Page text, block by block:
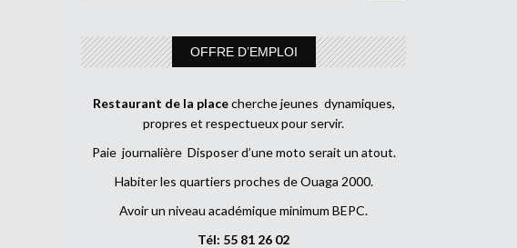
OFFRE D’EMPLOI
Restaurant de la placecherche jeunes dynamiques,
propres et respectueux pour servir.
Paie journalière Disposer d’une moto serait un atout.
Habiter les quartiers proches de Ouaga 2000.
Avoir un niveau académique minimum BEPC.
Tél: 55 81 26 02